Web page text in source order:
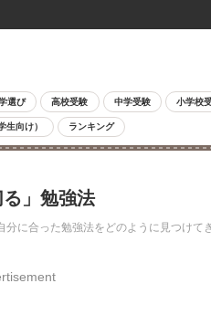
選び 高校受験 中学受験 小学校
生向け） ランキング
」勉強法
合った勉強法をどのように見つけ